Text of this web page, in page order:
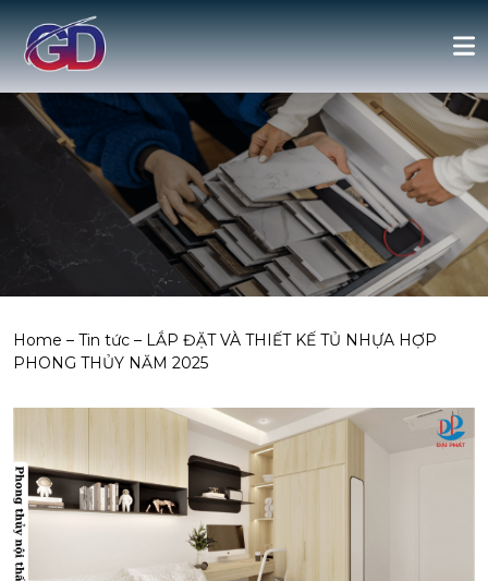
Home – Tin tức – LẮP ĐẶT VÀ THIẾT KẾ TỦ NHỰA HỢP
PHONG THỦY NĂM 2025